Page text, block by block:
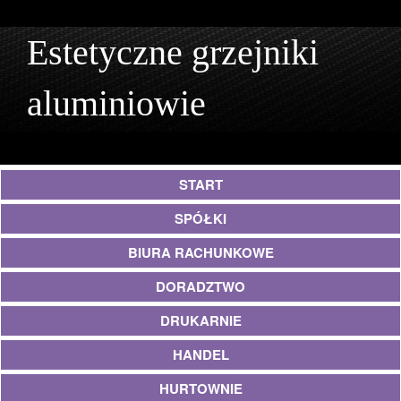
Estetyczne grzejniki
aluminiowie
START
SPÓŁKI
BIURA RACHUNKOWE
DORADZTWO
DRUKARNIE
HANDEL
HURTOWNIE